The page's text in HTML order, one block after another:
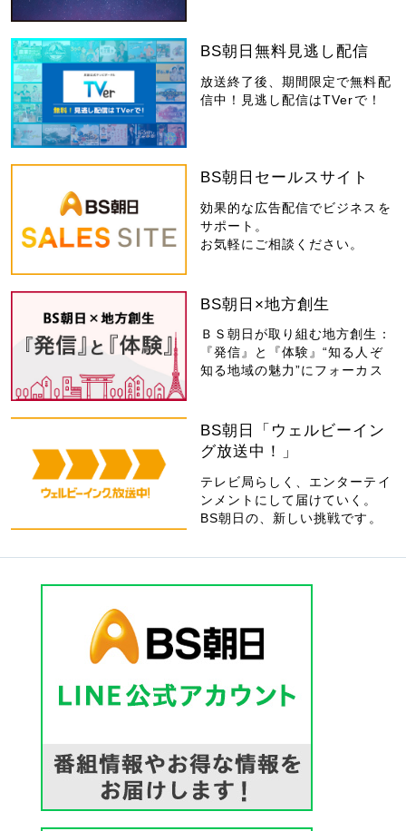
BS朝日無料見逃し配信
放送終了後、期間限定で無料配
信中！見逃し配信はTVerで！
BS朝日セールスサイト
効果的な広告配信でビジネスを
サポート。
お気軽にご相談ください。
BS朝日×地方創生
ＢＳ朝日が取り組む地方創生：
『発信』と『体験』“知る人ぞ
知る地域の魅力”にフォーカス
BS朝日「ウェルビーイン
グ放送中！」
テレビ局らしく、エンターテイ
ンメントにして届けていく。
BS朝日の、新しい挑戦です。